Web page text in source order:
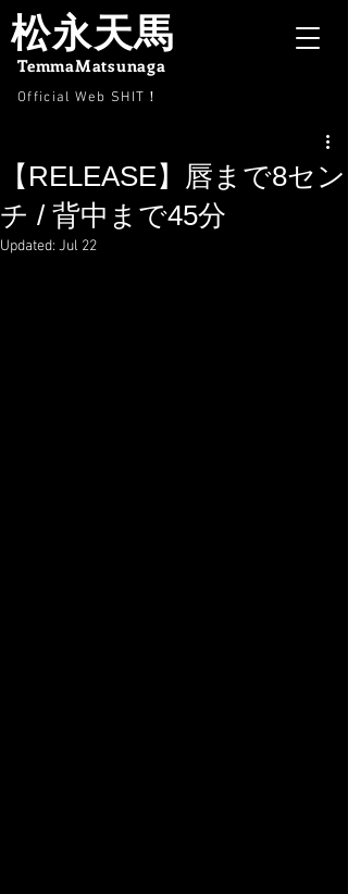
Official Web SHIT ！
松永天馬
TemmaMatsunaga
【RELEASE】唇まで8セン
チ / 背中まで45分
Updated: Jul 22